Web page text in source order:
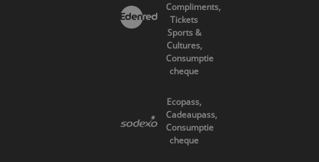
Compliments,
Tickets
Sports &
Cultures,
Consumptie
cheque
Ecopass,
Cadeaupass,
Consumptie
cheque